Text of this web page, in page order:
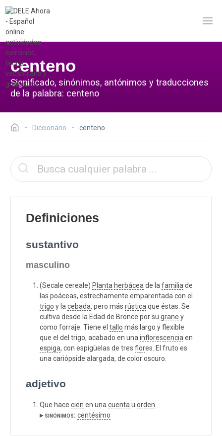
centeno
Significado, sinónimos, antónimos y traducciones
de la palabra: centeno
Diccionario centeno
Definiciones
sustantivo
masculino
(Secale cereale) Planta herbácea de la familia de
las poáceas, estrechamente emparentada con el
trigo y la cebada, pero más rústica que éstas. Se
cultiva desde la Edad de Bronce por su grano y
como forraje. Tiene el tallo más largo y flexible
que el del trigo, acabado en una inflorescencia en
espiga, con espigüelas de tres flores. El fruto es
una cariópside alargada, de color oscuro.
adjetivo
Que hace cien en una cuenta u orden
▸ sinónimos: centésimo